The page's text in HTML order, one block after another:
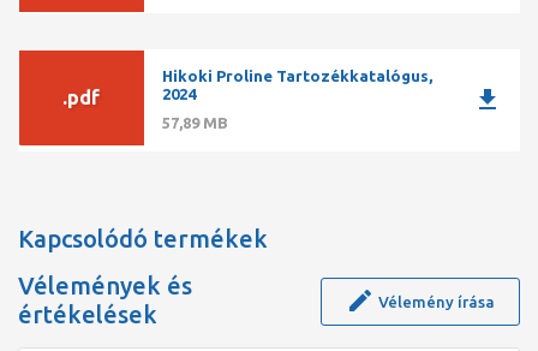
.pdf
Hikoki Proline Tartozékkatalógus,
2024
57,89 MB
download
Kapcsolódó termékek
Vélemények és
értékelések
Vélemény írása